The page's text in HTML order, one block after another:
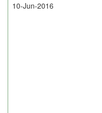
10-Jun-2016